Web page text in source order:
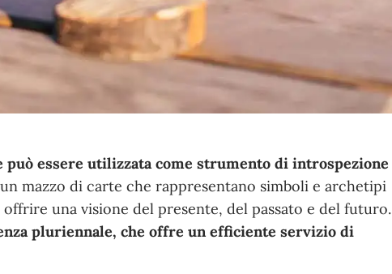
essere utilizzata come strumento di introspezione
mazzo di carte che rappresentano simboli e archetipi
una visione del presente, del passato e del futuro.
pluriennale, che offre un efficiente servizio di